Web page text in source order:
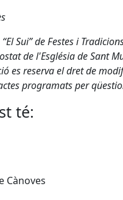
Sui” de Festes i
de l'Església de Sant
es reserva el dret de
programats per
té:
Cànoves